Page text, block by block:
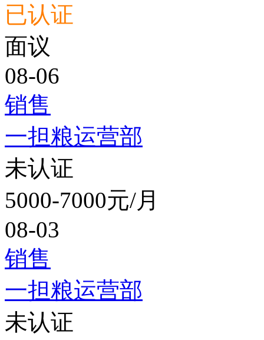
已认证
面议
08-06
销售
一担粮运营部
未认证
5000-7000元/月
08-03
销售
一担粮运营部
未认证